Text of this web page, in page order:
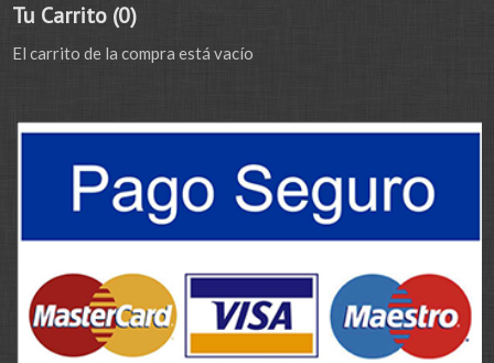
Tu Carrito (0)
El carrito de la compra está vacío